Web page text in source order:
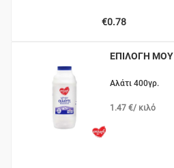
€0.78
ΕΠΙΛΟΓΗ ΜΟΥ
Αλάτι 400γρ.
1.47 €/ κιλό